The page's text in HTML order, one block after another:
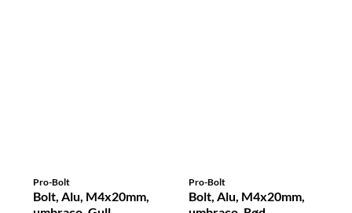
Pro-Bolt
Bolt, Alu, M4x20mm,
Pro-Bolt
Bolt, Alu, M4x20mm,